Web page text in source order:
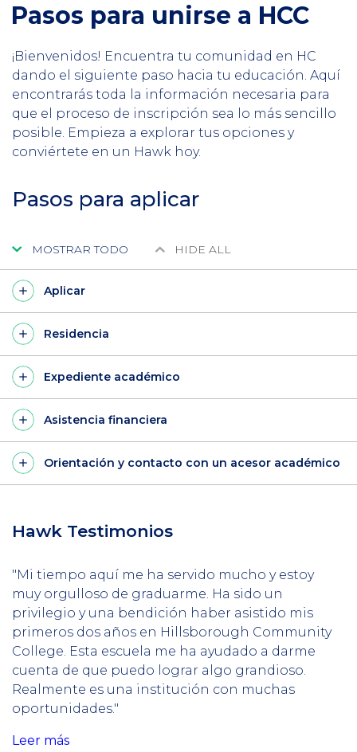
Pasos para unirse a HCC
¡Bienvenidos! Encuentra tu comunidad en HC
dando el siguiente paso hacia tu educación. Aquí
encontrarás toda la información necesaria para
que el proceso de inscripción sea lo más sencillo
posible. Empieza a explorar tus opciones y
conviértete en un Hawk hoy.
Pasos para aplicar
MOSTRAR TODO HIDE ALL
Aplicar
Residencia
Expediente académico
Asistencia financiera
Orientación y contacto con un acesor académico
Hawk Testimonios
"Mi tiempo aquí me ha servido mucho y estoy
muy orgulloso de graduarme. Ha sido un
privilegio y una bendición haber asistido mis
primeros dos años en Hillsborough Community
College. Esta escuela me ha ayudado a darme
cuenta de que puedo lograr algo grandioso.
Realmente es una institución con muchas
oportunidades."
Leer más